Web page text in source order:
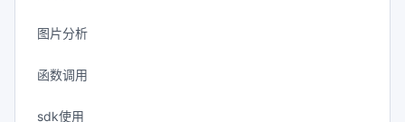
图片分析
函数调用
sdk使用